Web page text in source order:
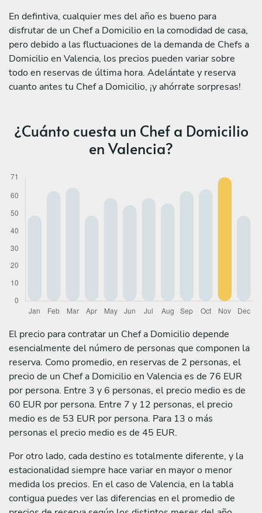
En defintiva, cualquier mes del año es bueno para
disfrutar de un Chef a Domicilio en la comodidad de casa,
pero debido a las fluctuaciones de la demanda de Chefs a
Domicilio en Valencia, los precios pueden variar sobre
todo en reservas de última hora. Adelántate y reserva
cuanto antes tu Chef a Domicilio, ¡y ahórrate sorpresas!
¿Cuánto cuesta un Chef a Domicilio
en Valencia?
El precio para contratar un Chef a Domicilio depende
esencialmente del número de personas que componen la
reserva. Como promedio, en reservas de 2 personas, el
precio de un Chef a Domicilio en Valencia es de 76 EUR
por persona. Entre 3 y 6 personas, el precio medio es de
60 EUR por persona. Entre 7 y 12 personas, el precio
medio es de 53 EUR por persona. Para 13 o más
personas el precio medio es de 45 EUR.
Por otro lado, cada destino es totalmente diferente, y la
estacionalidad siempre hace variar en mayor o menor
medida los precios. En el caso de Valencia, en la tabla
contigua puedes ver las diferencias en el promedio de